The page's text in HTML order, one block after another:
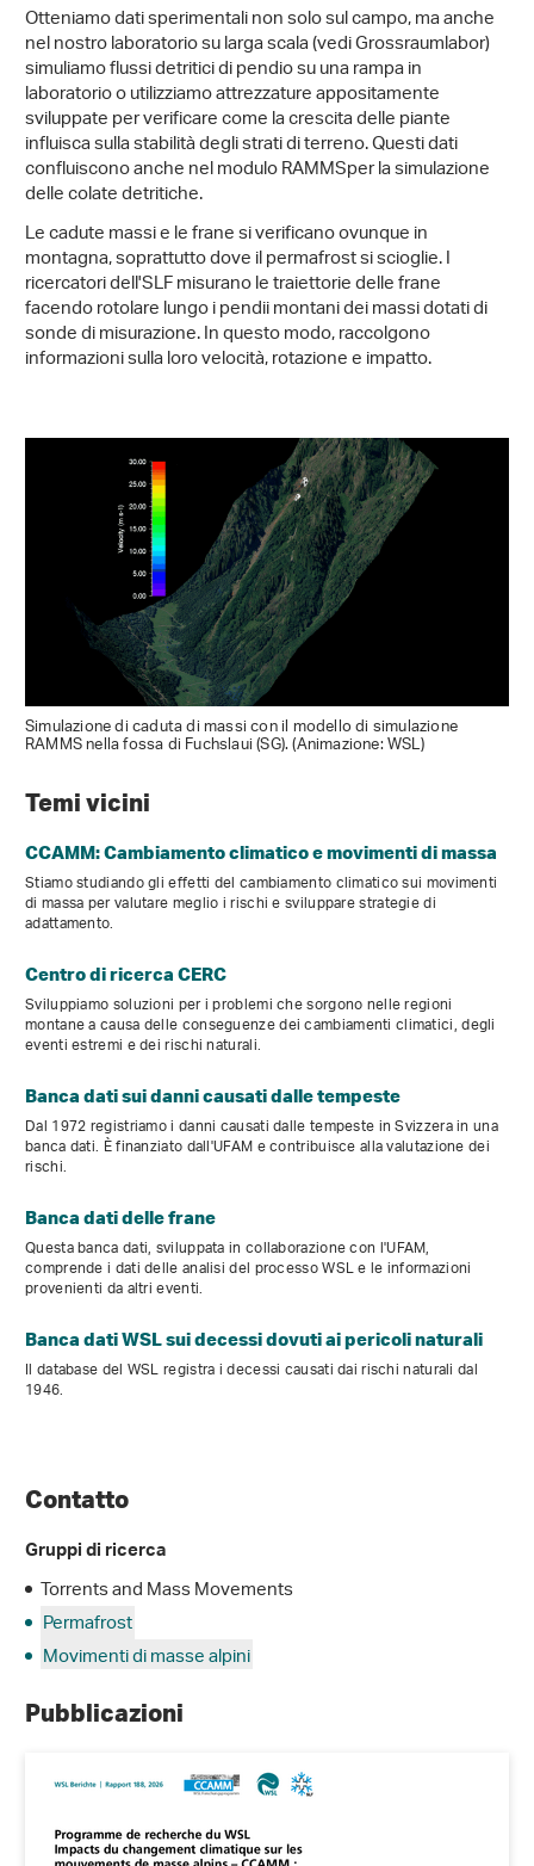
Otteniamo dati sperimentali non solo sul campo, ma anche
nel nostro laboratorio su larga scala (vedi Grossraumlabor)
simuliamo flussi detritici di pendio su una rampa in
laboratorio o utilizziamo attrezzature appositamente
sviluppate per verificare come la crescita delle piante
influisca sulla stabilità degli strati di terreno. Questi dati
confluiscono anche nel modulo RAMMSper la simulazione
delle colate detritiche.
Le cadute massi e le frane si verificano ovunque in
montagna, soprattutto dove il permafrost si scioglie. I
ricercatori dell'SLF misurano le traiettorie delle frane
facendo rotolare lungo i pendii montani dei massi dotati di
sonde di misurazione. In questo modo, raccolgono
informazioni sulla loro velocità, rotazione e impatto.
Simulazione di caduta di massi con il modello di simulazione
RAMMS nella fossa di Fuchslaui (SG). (Animazione: WSL)
Temi vicini
CCAMM: Cambiamento climatico e movimenti di massa
Stiamo studiando gli effetti del cambiamento climatico sui movimenti
di massa per valutare meglio i rischi e sviluppare strategie di
adattamento.
Centro di ricerca CERC
Sviluppiamo soluzioni per i problemi che sorgono nelle regioni
montane a causa delle conseguenze dei cambiamenti climatici, degli
eventi estremi e dei rischi naturali.
Banca dati sui danni causati dalle tempeste
Dal 1972 registriamo i danni causati dalle tempeste in Svizzera in una
banca dati. È finanziato dall'UFAM e contribuisce alla valutazione dei
rischi.
Banca dati delle frane
Questa banca dati, sviluppata in collaborazione con l'UFAM,
comprende i dati delle analisi del processo WSL e le informazioni
provenienti da altri eventi.
Banca dati WSL sui decessi dovuti ai pericoli naturali
Il database del WSL registra i decessi causati dai rischi naturali dal
1946.
Contatto
Gruppi di ricerca
Torrents and Mass Movements
Permafrost
Movimenti di masse alpini
Pubblicazioni